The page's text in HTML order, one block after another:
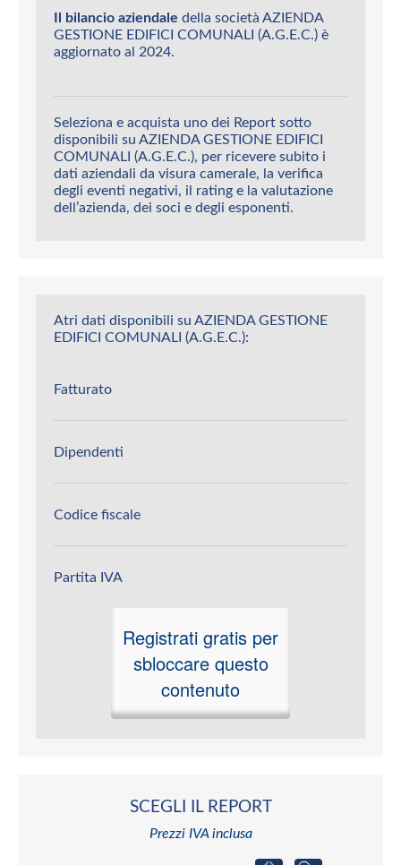
Il bilancio aziendale della società AZIENDA
GESTIONE EDIFICI COMUNALI (A.G.E.C.) è
aggiornato al 2024.
Seleziona e acquista uno dei Report sotto
disponibili su AZIENDA GESTIONE EDIFICI
COMUNALI (A.G.E.C.), per ricevere subito i
dati aziendali da visura camerale, la verifica
degli eventi negativi, il rating e la valutazione
dell’azienda, dei soci e degli esponenti.
Atri dati disponibili su AZIENDA GESTIONE
EDIFICI COMUNALI (A.G.E.C.):
Fatturato
Dipendenti
Codice fiscale
Partita IVA
Registrati gratis per
sbloccare questo
contenuto
SCEGLI IL REPORT
Prezzi IVA inclusa